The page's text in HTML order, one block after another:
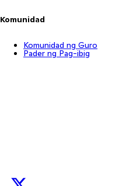
Komunidad
Komunidad ng Guro
Pader ng Pag-ibig
X